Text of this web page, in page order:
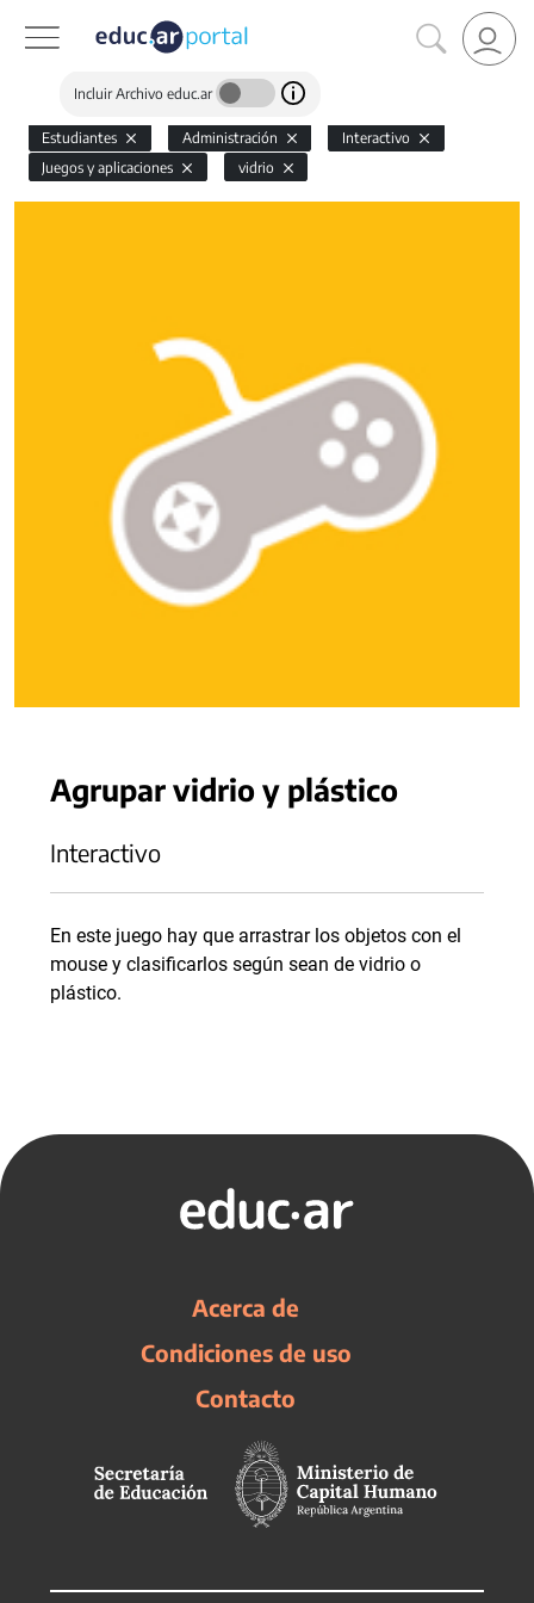
Incluir Archivo educ.ar
Estudiantes Administración
Interactivo
Juegos y aplicaciones
vidrio
Agrupar vidrio y plástico
Interactivo
En este juego hay que arrastrar los objetos con el
mouse y clasificarlos según sean de vidrio o
plástico.
Acerca de
Condiciones de uso
Contacto